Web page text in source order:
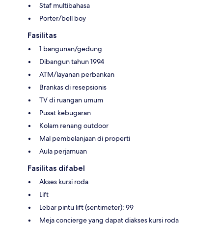
Staf multibahasa
Porter/bell boy
Fasilitas
1 bangunan/gedung
Dibangun tahun 1994
ATM/layanan perbankan
Brankas di resepsionis
TV di ruangan umum
Pusat kebugaran
Kolam renang outdoor
Mal pembelanjaan di properti
Aula perjamuan
Fasilitas difabel
Akses kursi roda
Lift
Lebar pintu lift (sentimeter): 99
Meja concierge yang dapat diakses kursi roda